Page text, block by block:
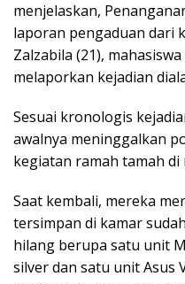
menjelaskan,
laporan pengaduan dari
Zalzabila (21),
melaporkan kejadian
Sesuai kronologis
awalnya meninggalkan
kegiatan ramah tamah di
Saat kembali, mereka
tersimpan di kamar
hilang berupa satu unit
silver dan satu unit Asus